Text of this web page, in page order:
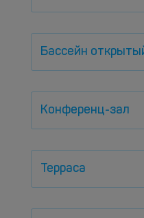
Бассейн
Конференц-зал
Терраса